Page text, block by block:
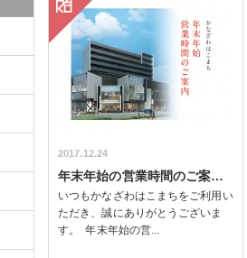
2017.12.24
年末年始の営業時間のご案…
いつもかなざわはこまちをご利用い
ただき、誠にありがとうございま
す。 年末年始の営...